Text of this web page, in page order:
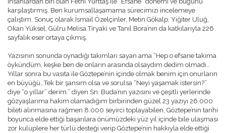
karşılaştırmış. Ben kurumsallaşamama sürecimizi incelemeye
çalıştım. Sonuç olarak İsmail Özelçinler, Metin Gökalp, Yiğiter Uluğ,
Okan Yüksel, Gülru Melisa Tiryaki ve Tanıl Bora’nın da katkılarıyla 226
sayfalık eser ortaya çıkmış.
Yazısının sonunda oynadığı takımları sayan ama “Hep o efsane takıma
öykündüm, keşke ben de onların arasında olsaydım dedim olmadı…
Yıllar sonra bu vasıta ile Göztepe’nin içinde olmak benim için onurların
en büyüğü…Tek bir şansım olsa ve sorulsa “Neyi yaşamak istersin?”
diye “o yıllar” derim.” diyen Sn. Buda’nın yazısını ve çeşitli yerlerinde
gözyaşlarıma hakim olamadığım birbirinden güzel 23 yazıyı 26.000
bileti alınmasına rağmen 8.000 seyirci toplayabilen, Göztepe’nin tarihi
boyunca elde ettiği başarılara önümüzdeki yüz yıl içinde bile ulaşması
zor kulüplere her türlü desteği verip Göztepe’nin hakkıyla elde ettiği